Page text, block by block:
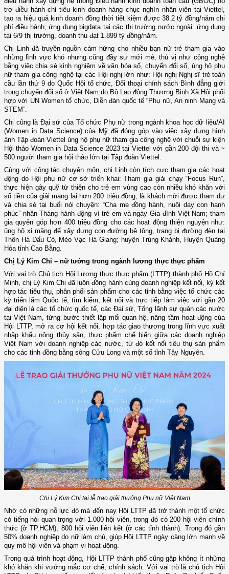
trợ điều hành chỉ tiêu kinh doanh hàng chục nghìn nhân viên tại Viettel,
tạo ra hiệu quả kinh doanh đồng thời tiết kiệm được 38.2 tỷ đồng/năm chi
phí điều hành; ứng dụng bigdata tại các thị trường nước ngoài: ứng dụng
tại 6/9 thị trường, doanh thu đạt 1.899 tỷ đồng/năm.
Chị Linh đã truyền nguồn cảm hứng cho nhiều bạn nữ trẻ tham gia vào
những lĩnh vực khó nhưng cũng đầy sự mới mẻ, thú vị như công nghệ
bằng việc chia sẻ kinh nghiệm về văn hóa số, chuyển đổi số, ủng hộ phụ
nữ tham gia công nghệ tại các Hội nghị lớn như: Hội nghị Nghị sĩ trẻ toàn
cầu lần thứ 9 do Quốc Hội tổ chức, Đối thoại chính sách Bình đẳng giới
trong chuyển đổi số ở Việt Nam do Bộ Lao động Thương Binh Xã Hội phối
hợp với UN Women tổ chức, Diễn đàn quốc tế “Phụ nữ, An ninh Mạng và
STEM”.
Chị cũng là Đại sứ của Tổ chức Phụ nữ trong ngành khoa học dữ liệu/AI
(Women in Data Science) của Mỹ đã đóng góp vào việc xây dựng hình
ảnh Tập đoàn Viettel ủng hộ phụ nữ tham gia công nghệ với chuỗi sự kiện
Hội thảo Women in Data Science 2023 tại Viettel với gần 200 đội thi và ~
500 người tham gia hội thảo lớn tại Tập đoàn Viettel.
Cùng với công tác chuyên môn, chị Linh còn tích cực tham gia các hoạt
động do Hội phụ nữ cơ sở triển khai: Tham gia giải chạy “Focus Run”,
thực hiện gây quỹ từ thiện cho trẻ em vùng cao còn nhiều khó khăn với
số tiền của giải mang lại hơn 200 triệu đồng; là khách mời được tham dự
và chia sẻ tại buổi nói chuyện: “Cha mẹ đồng hành, nuôi dạy con hạnh
phúc” nhân Tháng hành động vì trẻ em và ngày Gia đình Việt Nam; tham
gia quyên góp hơn 400 triệu đồng cho các hoạt động thiện nguyện như:
ủng hộ xi măng để xây dựng con đường bê tông, trang bị đường đèn tại
Thôn Há Dấu Cò, Mèo Vạc Hà Giang; huyện Trùng Khánh, Huyện Quảng
Hòa tỉnh Cao Bằng.
Chị Lý Kim Chi – nữ tướng trong ngành lương thực thực phẩm
Với vai trò Chủ tịch Hội Lương thực thực phẩm (LTTP) thành phố Hồ Chí
Minh, chị Lý Kim Chi đã luôn đồng hành cùng doanh nghiệp kết nối, ký kết
hợp tác tiêu thụ, phân phối sản phẩm cho các tỉnh bằng việc tổ chức các
kỳ triển lãm Quốc tế, tìm kiếm, kết nối và trực tiếp làm việc với gần 20
đại diện là các tổ chức quốc tế, các Đại sứ, Tổng lãnh sự quán các nước
tại Việt Nam, từng bước thiết lập mối quan hệ, nâng tầm hoạt động của
Hội LTTP, mở ra cơ hội kết nối, hợp tác giao thương trong lĩnh vực xuất
nhập khẩu nông thủy sản, thực phẩm chế biến giữa các doanh nghiệp
Việt Nam với doanh nghiệp các nước, từ đó kết nối tiêu thụ sản phẩm
cho các tỉnh đồng bằng sông Cửu Long và một số tỉnh Tây Nguyên.
Chị Lý Kim Chi tại lễ trao giải thưởng Phụ nữ Việt Nam
Nhờ có những nỗ lực đó mà đến nay Hội LTTP đã trở thành một tổ chức
có tiếng nói quan trọng với 1.000 hội viên, trong đó có 200 hội viên chính
thức (ở TP.HCM), 800 hội viên liên kết (ở các tỉnh thành). Trong đó gần
50% doanh nghiệp do nữ làm chủ, giúp Hội LTTP ngày càng lớn mạnh về
quy mô hội viên và phạm vi hoạt động.
Trong quá trình hoạt động, Hội LTTP thành phố cũng gặp không ít những
khó khăn khi vướng mắc cơ chế, chính sách. Với vai trò là chủ tịch Hội